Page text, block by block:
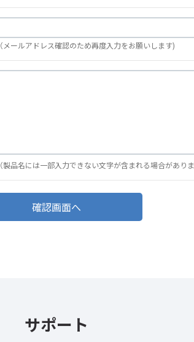
（メールアドレス確認のため再度入力をお願いします)
（製品名には一部入力できない文字が含まれる場合があり
サポート